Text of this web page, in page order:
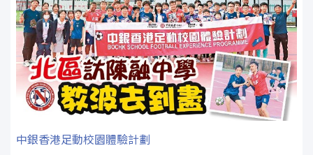
中銀香港足動校園體驗計劃